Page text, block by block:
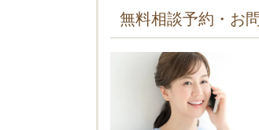
無料相談予約・お